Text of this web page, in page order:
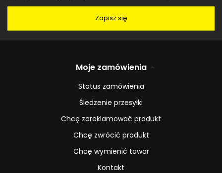
Zapisz się
Moje zamówienia
Status zamówienia
Śledzenie przesyłki
Chcę zareklamować produkt
Chcę zwrócić produkt
Chcę wymienić towar
Kontakt